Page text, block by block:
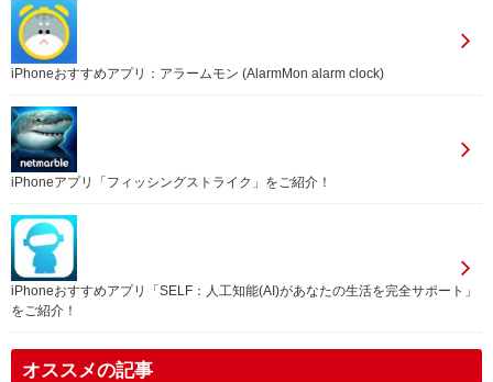
iPhoneおすすめアプリ：アラームモン (AlarmMon alarm clock)
iPhoneアプリ「フィッシングストライク」をご紹介！
iPhoneおすすめアプリ「SELF：人工知能(AI)があなたの生活を完全サポート」
をご紹介！
オススメの記事